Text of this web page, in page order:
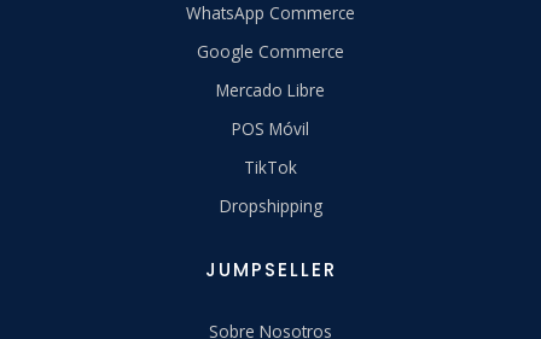
WhatsApp Commerce
Google Commerce
Mercado Libre
POS Móvil
TikTok
Dropshipping
JUMPSELLER
Sobre Nosotros